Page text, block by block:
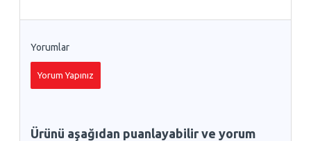
Yorumlar
Yorum Yapınız
Ürünü aşağıdan puanlayabilir ve yorum